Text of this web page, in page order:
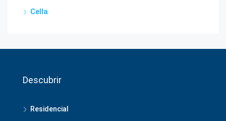
Cella
Descubrir
Residencial